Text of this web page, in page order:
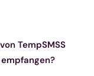
TempSMSS